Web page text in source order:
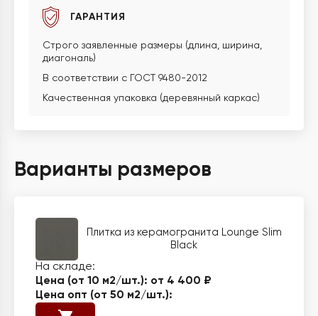
ГАРАНТИЯ
Строго заявленные размеры (длина, ширина,
диагональ)
В соответствии с ГОСТ 9480-2012
Качественная упаковка (деревянный каркас)
Варианты размеров
Плитка из керамогранита Lounge Slim
Black
от 4 400 ₽